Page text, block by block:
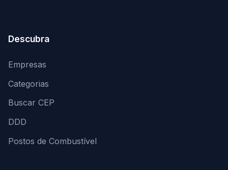
Descubra
Empresas
Categorias
Buscar CEP
DDD
Postos de Combustível